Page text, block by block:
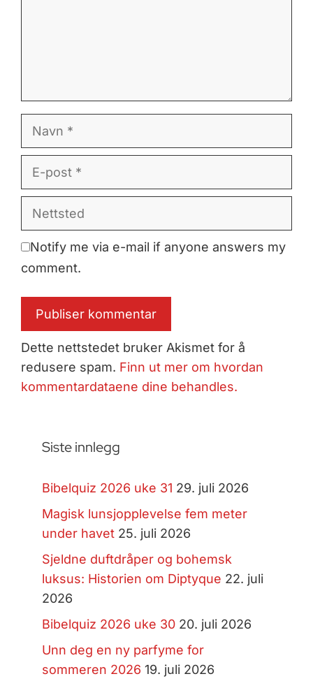
post
Notify me via e-mail if anyone answers my
comment.
Dette nettstedet bruker Akismet for å
redusere spam. Finn ut mer om hvordan
kommentardataene dine behandles.
Siste innlegg
Bibelquiz 2026 uke 31 29. juli 2026
Magisk lunsjopplevelse fem meter
under havet 25. juli 2026
Sjeldne duftdråper og bohemsk
luksus: Historien om Diptyque 22. juli
2026
Bibelquiz 2026 uke 30 20. juli 2026
Unn deg en ny parfyme for
sommeren 2026 19. juli 2026